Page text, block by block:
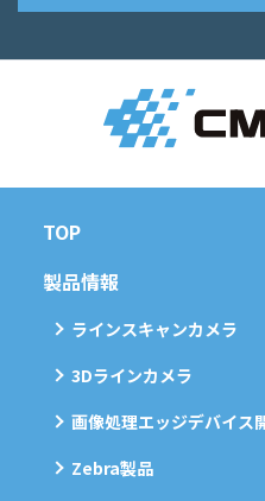
TOP
製品情報
ラインスキャンカメラ
3Dラインカメラ
画像処理エッジデバイス
Zebra製品